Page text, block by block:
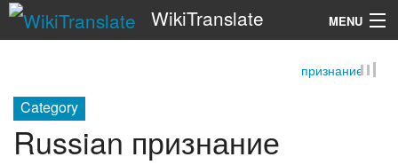
WikiTranslate MENU
признание
Category
Russian признание